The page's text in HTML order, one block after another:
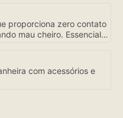
proporciona zero contato
mau cheiro. Essencial
com acessórios e